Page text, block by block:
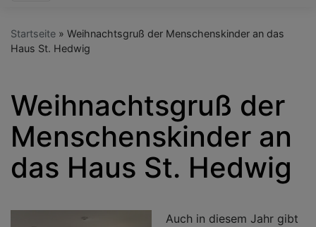
Startseite
Weihnachtsgruß der Menschenskinder an das
Haus St. Hedwig
Weihnachtsgruß der
Menschenskinder an
das Haus St. Hedwig
Auch in diesem Jahr gibt